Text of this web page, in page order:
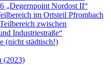
„Degernpoint Nordost II“
im Ortsteil Pfrombach
zwischen
Industriestraße“
(nicht städtisch!)
(2023)